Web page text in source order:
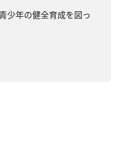
少年の健全育成を図っ